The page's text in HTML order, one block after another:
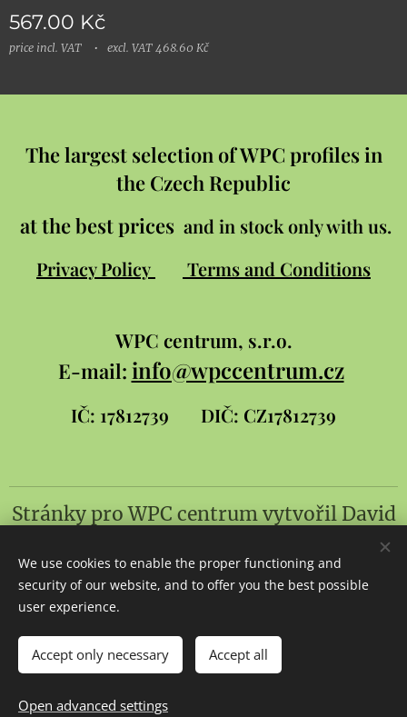
567.00 Kč
price incl. VAT excl. VAT 468.60 Kč
The largest selection of WPC profiles in
the Czech Republic
at the best prices and in stock only with us.
Privacy Policy
Terms and Conditions
WPC centrum, s.r.o.
E-mail: info@wpccentrum.cz
IČ: 17812739 DIČ: CZ17812739
Stránky pro WPC centrumvytvořilDavid
Cookies
Čeština
Slovenčina English
We use cookies to enable the proper functioning and
security of our website, and to offer you the best possible
user experience.
Accept only necessary Accept all
Open advanced settings